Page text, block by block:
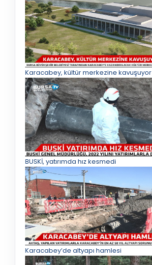
Karacabey, kültür merkezine kavuşuyor
BUSKİ, yatırımda hız kesmedi
Karacabey’de altyapı hamlesi